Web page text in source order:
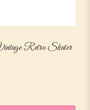
Retro Skater